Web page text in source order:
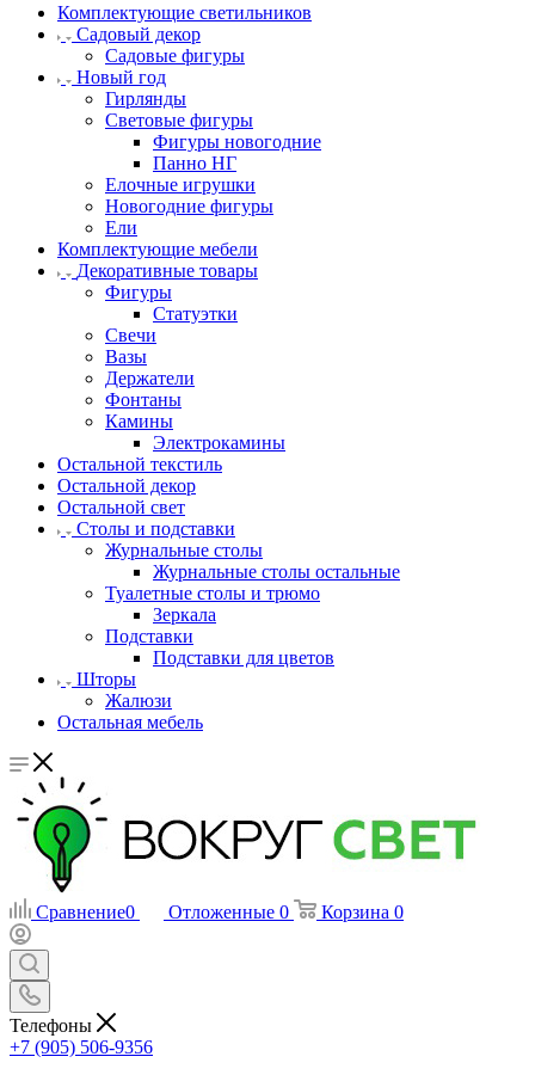
Комплектующие светильников
Садовый декор
Садовые фигуры
Новый год
Гирлянды
Световые фигуры
Фигуры новогодние
Панно НГ
Елочные игрушки
Новогодние фигуры
Ели
Комплектующие мебели
Декоративные товары
Фигуры
Статуэтки
Свечи
Вазы
Держатели
Фонтаны
Камины
Электрокамины
Остальной текстиль
Остальной декор
Остальной свет
Столы и подставки
Журнальные столы
Журнальные столы остальные
Туалетные столы и трюмо
Зеркала
Подставки
Подставки для цветов
Шторы
Жалюзи
Остальная мебель
Сравнение0 Отложенные 0 Корзина 0
Телефоны
+7 (905) 506-9356